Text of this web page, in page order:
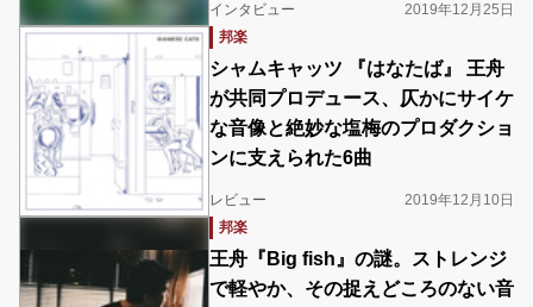
インタビュー
2019年12月25日
邦楽
シャムキャッツ 『はなたば』 王舟
が共同プロデュース、仄かにサイケ
な音像と絶妙な塩梅のプロダクショ
ンに支えられた6曲
レビュー
2019年12月10日
邦楽
王舟『Big fish』の謎。ストレンジ
で軽やか、その捉えどころのない音